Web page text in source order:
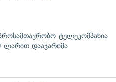
ტელეკომპანია
ლარით დააჯარიმა